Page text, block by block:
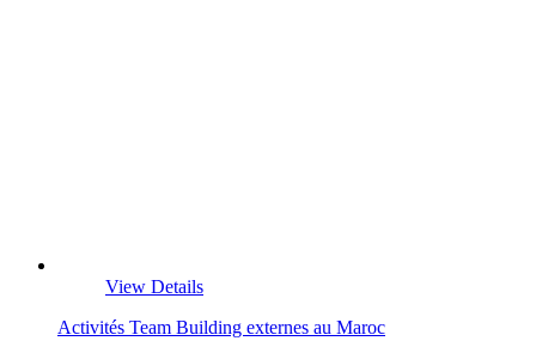
View Details
Activités Team Building externes au Maroc